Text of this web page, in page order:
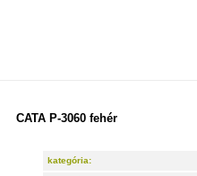
CATA P-3060 fehér
kategória: